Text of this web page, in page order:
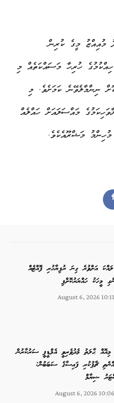
މުއިއްޒު މީގެ ކުރިން
ވިދާޅުވެފައިވަނީ، ހުޅުމާލެ ފޭސް 3 ހިއްކުމުގެ ހުރިހާ މަސައްކަތެއް މި
ނިންމާލެވޭނެ ކަމަށެވެ. މި
މައްސަލައަށް ހައްލެއް
މަޝްރޫއެކެވެ.
އަށްވުރެ ގިނަ ރުފިޔާހުރި ފޮއްޓެއް
މީހަކު ހައްޔަރުކޮށްފި
August 6, 2026
މިއޮއް ޙާލަތު މެދުވެރިވީ އެމްޑީޕީ ސަރުކާރުން
ޗާޕުކުރި ފައިސާގެ ސަބަބުން:
ޝިޔާމް
August 6, 2026